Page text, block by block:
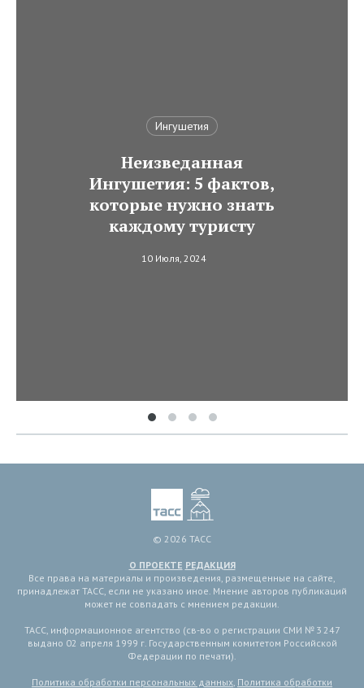
Ингушетия
Неизведанная
Ингушетия: 5 фактов,
которые нужно знать
каждому туристу
10 Июля, 2024
© 2026 ТАСС
О ПРОЕКТЕ РЕДАКЦИЯ
Все права на материалы и произведения, размещенные на сайте,
принадлежат ТАСС, если не указано иное. Мнение авторов публикаций
может не совпадать с мнением редакции.
ТАСС, информационное агентство (св-во о регистрации СМИ № 3 247
выдано 02 апреля 1999 г. Государственным комитетом Российской
Федерации по печати).
Политика обработки персональных данных, Политика обработки